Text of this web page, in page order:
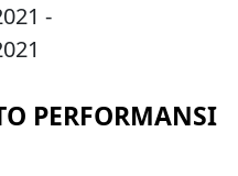
-
PERFORMANSI